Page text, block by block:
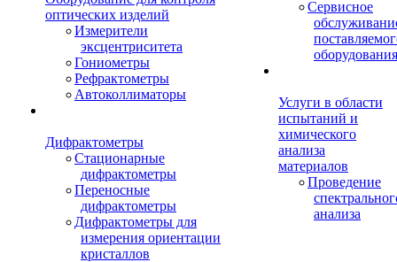
оптических изделий
Измерители
эксцентриситета
Гониометры
Рефрактометры
Автоколлиматоры
Дифрактометры
Стационарные
дифрактометры
Переносные
дифрактометры
Дифрактометры для
измерения ориентации
кристаллов
Сервисное
оборудования
Услуги в области
испытаний и
химического
анализа
материалов
Проведение
анализа